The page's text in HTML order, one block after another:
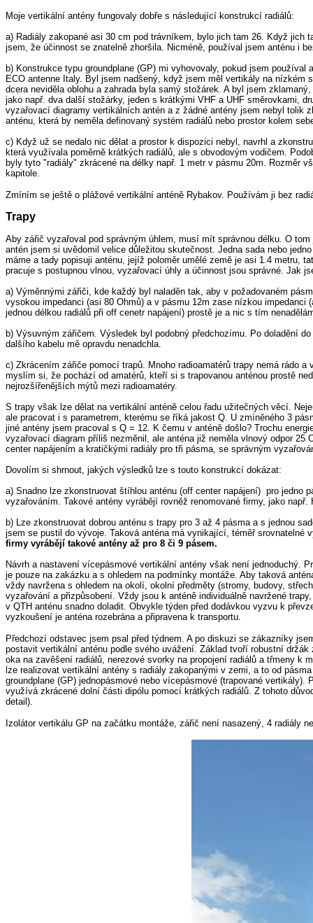
Moje vertikální antény fungovaly dobře s následující konstrukcí radiálů:
a) Radiály zakopané asi 30 cm pod trávníkem, bylo jich tam 26. Když jich
jsem, že účinnost se znatelně zhoršila. Nicméně, používal jsem anténu i
b) Konstrukce typu groundplane (GP) mi vyhovovaly, pokud jsem
ECO antenne Italy. Byl jsem nadšený, když jsem měl vertikály na
dcera neviděla oblohu a zahrada byla samý stožárek. A byl jsem
jako např. dva další stožárky, jeden s krátkými VHF a UHF směrovkami,
vyzařovací diagramy vertikálních antén a z žádné antény jsem nebyl tolik
anténu, která by neměla definovaný systém radiálů nebo prostor kolem
c) Když už se nedalo nic dělat a prostor k dispozici nebyl, navrhl a
která využívala poměrně krátkých radiálů, ale s obvodovým vodičem.
byly tyto "radiály" zkrácené na délky např. 1 metr v pásmu 20m. Rozměr
kapitole.
Zmíním se ještě o plážové vertikální anténě Rybakov. Používám ji bez
Trapy
Aby zářič vyzařoval pod správným úhlem, musí mít správnou délku. O
antén jsem si uvědomil velice důležitou skutečnost. Jedna sada nebo
máme a tady popisuji anténu, jejíž poloměr umělé země je asi 1.4 metru,
pracuje s postupnou vlnou, vyzařovací úhly a účinnost jsou správné. Jak
a) Výměnnými zářiči, kde každý byl naladěn tak, aby v požadovaném
vysokou impedanci (asi 80 Ohmů) a v pásmu 12m zase nízkou
jednou délkou radiálů při off cenetr napájení) prostě je a nic s tím
b) Výsuvným zářičem. Výsledek byl podobný předchozímu. Po doladění
dalšího kabelu mě opravdu nenadchla.
c) Zkrácením zářiče pomocí trapů. Mnoho radioamatérů trapy nemá rádo
myslím si, že pochází od amatérů, kteří si s trapovanou anténou prostě
nejrozšířenějších mýtů mezi radioamatéry.
S trapy však lze dělat na vertikální anténě celou řadu užitečných věcí.
ale pracovat i s parametrem, kterému se říká jakost Q. U zmíněného 3
jiné antény jsem pracoval s Q = 12. K čemu v anténě došlo? Trochu
vyzařovací diagram příliš nezměnil, ale anténa již neměla vlnový odpor
center napájením a kratičkými radiály pro tři pásma, se správným
Dovolím si shrnout, jakých výsledků lze s touto konstrukcí dokázat:
a) Snadno lze zkonstruovat štíhlou anténu (off center napájení) pro jedno
vyzařováním. Takové antény vyrábějí rovněž renomované firmy, jako např.
b) Lze zkonstruovat dobrou anténu s trapy pro 3 až 4 pásma a s jednou
jsem se pustil do vývoje. Taková anténa má vynikající, téměř srovnatelné
firmy vyrábějí takové antény až pro 8 či 9 pásem.
Návrh a nastavení vícepásmové vertikální antény však není jednoduchý.
je pouze na zakázku a s ohledem na podmínky montáže. Aby taková
vždy navržena s ohledem na okolí, okolní předměty (stromy, budovy,
vyzařování a přizpůsobení. Vždy jsou k anténě individuálně navržené
v QTH anténu snadno doladit. Obvykle týden před dodávkou vyzvu k
vyzkoušení je anténa rozebrána a připravena k transportu.
Předchozí odstavec jsem psal před týdnem. A po diskuzi se zákazníky
postavit vertikální anténu podle svého uvážení. Základ tvoří robustní
oka na zavěšení radiálů, nerezové svorky na propojení radiálů a třmeny k
lze realizovat vertikální antény s radiály zakopanými v zemi, a to od
groundplane (GP) jednopásmové nebo vícepásmové (trapované
využívá zkrácené dolní části dipólu pomocí krátkých radiálů. Z tohoto
detail).
Izolátor vertikálu GP na začátku montáže, zářič není nasazený, 4 radiály